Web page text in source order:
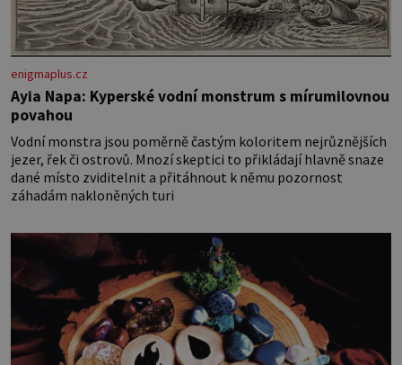
enigmaplus.cz
Ayia Napa: Kyperské vodní monstrum s mírumilovnou
povahou
Vodní monstra jsou poměrně častým koloritem nejrůznějších
jezer, řek či ostrovů. Mnozí skeptici to přikládají hlavně snaze
dané místo zviditelnit a přitáhnout k němu pozornost
záhadám nakloněných turi